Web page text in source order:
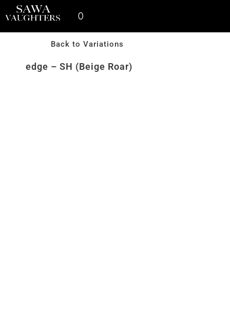
0
Back to Variations
edge – SH (Beige Roar)